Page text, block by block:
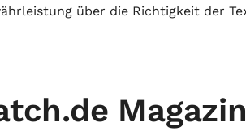
über die Richtigkeit der
Magazin